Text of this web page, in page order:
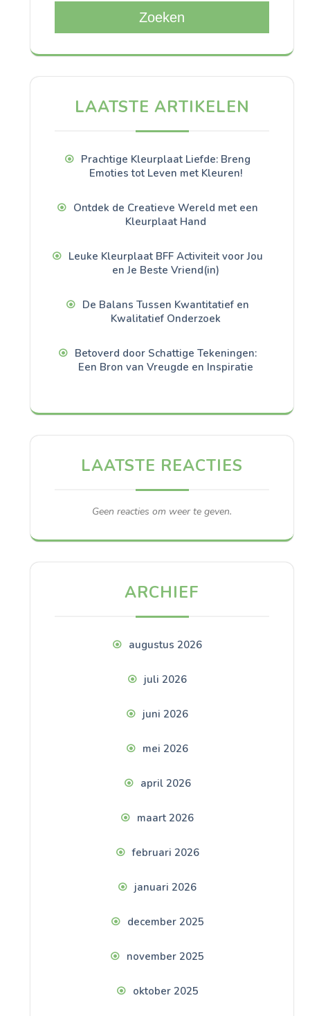
Zoeken
LAATSTE ARTIKELEN
Prachtige Kleurplaat Liefde: Breng
Emoties tot Leven met Kleuren!
Ontdek de Creatieve Wereld met een
Kleurplaat Hand
Leuke Kleurplaat BFF Activiteit voor Jou
en Je Beste Vriend(in)
De Balans Tussen Kwantitatief en
Kwalitatief Onderzoek
Betoverd door Schattige Tekeningen:
Een Bron van Vreugde en Inspiratie
LAATSTE REACTIES
Geen reacties om weer te geven.
ARCHIEF
augustus 2026
juli 2026
juni 2026
mei 2026
april 2026
maart 2026
februari 2026
januari 2026
december 2025
november 2025
oktober 2025